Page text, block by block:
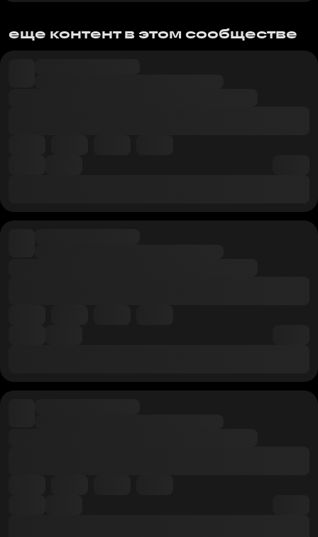
еще контент в этом сообществе